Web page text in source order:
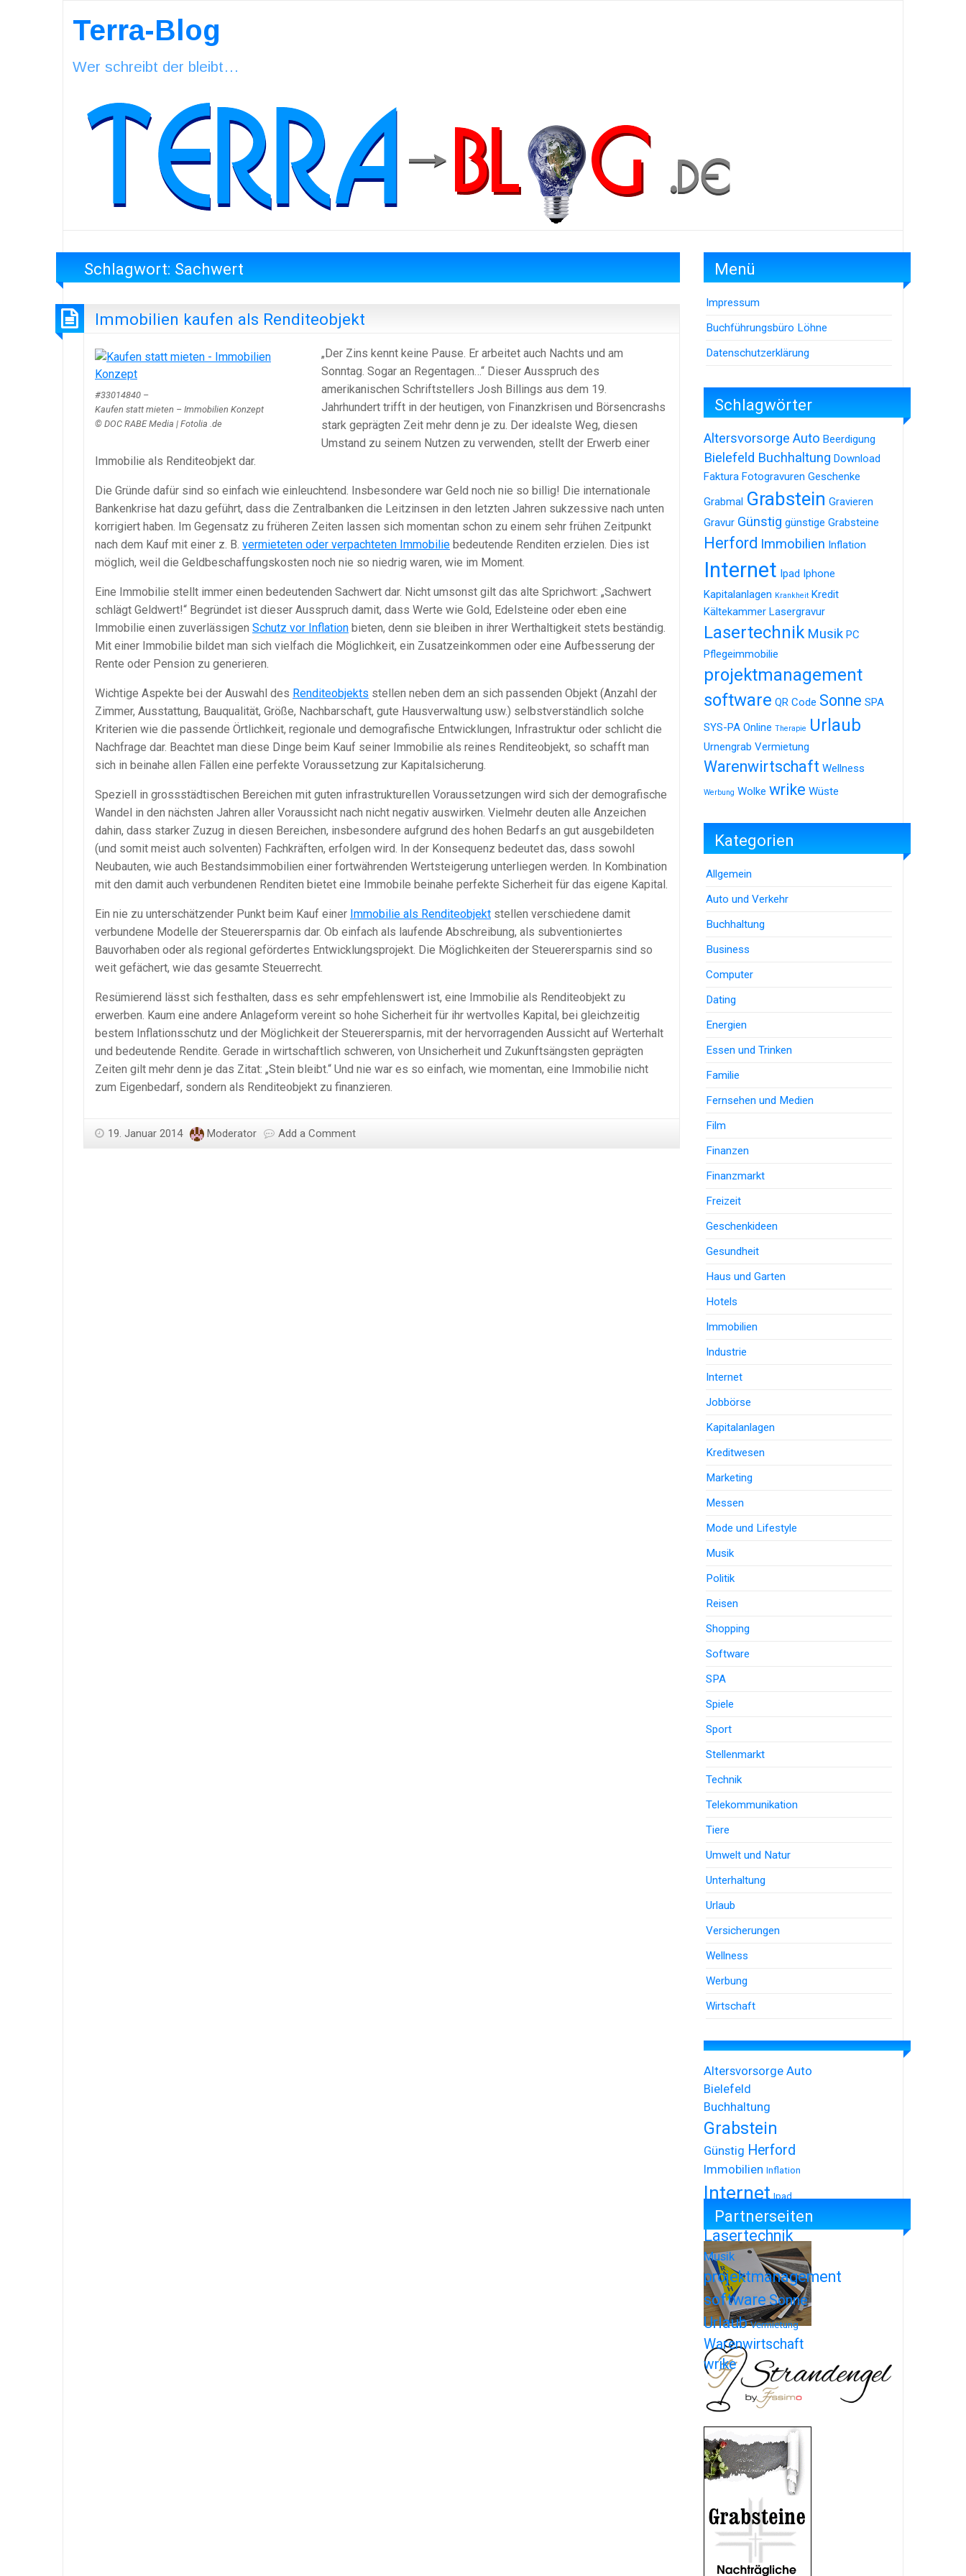
Terra-Blog
Wer schreibt der bleibt…
Schlagwort: Sachwert
Immobilien kaufen als Renditeobjekt
#33014840 –
Kaufen statt mieten – Immobilien Konzept
© DOC RABE Media | Fotolia .de
„Der Zins kennt keine Pause. Er arbeitet auch Nachts und am
Sonntag. Sogar an Regentagen…“ Dieser Ausspruch des
amerikanischen Schriftstellers Josh Billings aus dem 19.
Jahrhundert trifft in der heutigen, von Finanzkrisen und Börsencrashs
stark geprägten Zeit mehr denn je zu. Der idealste Weg, diesen
Umstand zu seinem Nutzen zu verwenden, stellt der Erwerb einer
Immobilie als Renditeobjekt dar.
Die Gründe dafür sind so einfach wie einleuchtend. Insbesondere war Geld noch nie so billig! Die internationale
Bankenkrise hat dazu geführt, dass die Zentralbanken die Leitzinsen in den letzten Jahren sukzessive nach unten
korrigiert haben. Im Gegensatz zu früheren Zeiten lassen sich momentan schon zu einem sehr frühen Zeitpunkt
nach dem Kauf mit einer z. B. vermieteten oder verpachteten Immobilie bedeutende Renditen erzielen. Dies ist
möglich, weil die Geldbeschaffungskosten noch nie so niedrig waren, wie im Moment.
Eine Immobilie stellt immer einen bedeutenden Sachwert dar. Nicht umsonst gilt das alte Sprichwort: „Sachwert
schlägt Geldwert!“ Begründet ist dieser Ausspruch damit, dass Werte wie Gold, Edelsteine oder eben eine
Immobilie einen zuverlässigen Schutz vor Inflation bieten, denn sie bleiben in ihrer Werthaltigkeit stets beständig.
Mit einer Immobilie bildet man sich vielfach die Möglichkeit, ein Zusatzeinkommen oder eine Aufbesserung der
Rente oder Pension zu generieren.
Wichtige Aspekte bei der Auswahl des Renditeobjekts stellen neben dem an sich passenden Objekt (Anzahl der
Zimmer, Ausstattung, Bauqualität, Größe, Nachbarschaft, gute Hausverwaltung usw.) selbstverständlich solche
Kriterien wie die passende Örtlichkeit, regionale und demografische Entwicklungen, Infrastruktur oder schlicht die
Nachfrage dar. Beachtet man diese Dinge beim Kauf seiner Immobilie als reines Renditeobjekt, so schafft man
sich in beinahe allen Fällen eine perfekte Voraussetzung zur Kapitalsicherung.
Speziell in grossstädtischen Bereichen mit guten infrastrukturellen Voraussetzungen wird sich der demografische
Wandel in den nächsten Jahren aller Voraussicht nach nicht negativ auswirken. Vielmehr deuten alle Anzeichen
dahin, dass starker Zuzug in diesen Bereichen, insbesondere aufgrund des hohen Bedarfs an gut ausgebildeten
(und somit meist auch solventen) Fachkräften, erfolgen wird. In der Konsequenz bedeutet das, dass sowohl
Neubauten, wie auch Bestandsimmobilien einer fortwährenden Wertsteigerung unterliegen werden. In Kombination
mit den damit auch verbundenen Renditen bietet eine Immobile beinahe perfekte Sicherheit für das eigene Kapital.
Ein nie zu unterschätzender Punkt beim Kauf einer Immobilie als Renditeobjekt stellen verschiedene damit
verbundene Modelle der Steuerersparnis dar. Ob einfach als laufende Abschreibung, als subventioniertes
Bauvorhaben oder als regional gefördertes Entwicklungsprojekt. Die Möglichkeiten der Steuerersparnis sind so
weit gefächert, wie das gesamte Steuerrecht.
Resümierend lässt sich festhalten, dass es sehr empfehlenswert ist, eine Immobilie als Renditeobjekt zu
erwerben. Kaum eine andere Anlageform vereint so hohe Sicherheit für ihr wertvolles Kapital, bei gleichzeitig
bestem Inflationsschutz und der Möglichkeit der Steuerersparnis, mit der hervorragenden Aussicht auf Werterhalt
und bedeutende Rendite. Gerade in wirtschaftlich schweren, von Unsicherheit und Zukunftsängsten geprägten
Zeiten gilt mehr denn je das Zitat: „Stein bleibt.“ Und nie war es so einfach, wie momentan, eine Immobilie nicht
zum Eigenbedarf, sondern als Renditeobjekt zu finanzieren.
19. Januar 2014 Moderator Add a Comment
Menü
Impressum
Buchführungsbüro Löhne
Datenschutzerklärung
Schlagwörter
Altersvorsorge Auto Beerdigung
Bielefeld Buchhaltung Download
Faktura Fotogravuren Geschenke
Grabmal Grabstein Gravieren
Gravur Günstig günstige Grabsteine
Herford Immobilien Inflation
Internet Ipad Iphone
Kapitalanlagen Krankheit Kredit
Kältekammer Lasergravur
Lasertechnik Musik PC
Pflegeimmobilie
projektmanagement
software QR Code Sonne SPA
SYS-PA Online Therapie Urlaub
Urnengrab Vermietung
Warenwirtschaft Wellness
Werbung Wolke wrike Wüste
Kategorien
Allgemein
Auto und Verkehr
Buchhaltung
Business
Computer
Dating
Energien
Essen und Trinken
Familie
Fernsehen und Medien
Film
Finanzen
Finanzmarkt
Freizeit
Geschenkideen
Gesundheit
Haus und Garten
Hotels
Immobilien
Industrie
Internet
Jobbörse
Kapitalanlagen
Kreditwesen
Marketing
Messen
Mode und Lifestyle
Musik
Politik
Reisen
Shopping
Software
SPA
Spiele
Sport
Stellenmarkt
Technik
Telekommunikation
Tiere
Umwelt und Natur
Unterhaltung
Urlaub
Versicherungen
Wellness
Werbung
Wirtschaft
Altersvorsorge Auto
Bielefeld
Buchhaltung
Grabstein
Günstig Herford
Immobilien Inflation
Internet Ipad
Iphone
Lasertechnik
Musik
projektmanagement
softwareSonne
Urlaub Vermietung
Warenwirtschaft
wrike
Partnerseiten